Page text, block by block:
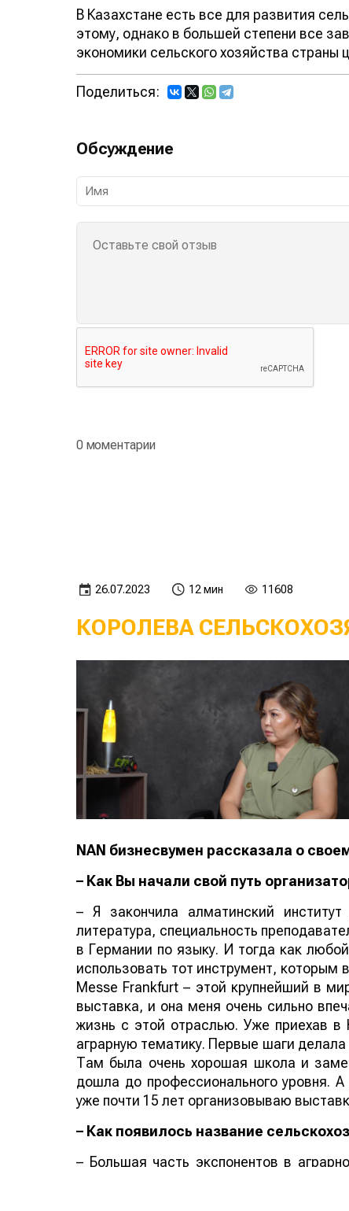
В Казахстане есть все для развития
этому, однако в большей степени все
экономики сельского хозяйства
Поделиться:
Обсуждение
0 моментарии
26.07.2023 12 мин 11608
КОРОЛЕВА
NAN бизнесвумен рассказала о
– Как Вы начали свой путь
– Я закончила алматинский
литература, специальность
в Германии по языку. И тогда как
использовать тот инструмент,
Messe Frankfurt – этой крупнейший в
выставка, и она меня очень сильно
жизнь с этой отраслью. Уже приехав в
аграрную тематику. Первые шаги делала
Там была очень хорошая школа и
дошла до профессионального уровня.
уже почти 15 лет организовываю
– Как появилось название
– Большая часть экспонентов в